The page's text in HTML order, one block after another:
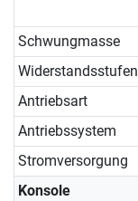
Schwungmasse
Widerstandsstufen
Antriebsart
Antriebssystem
Stromversorgung
Konsole